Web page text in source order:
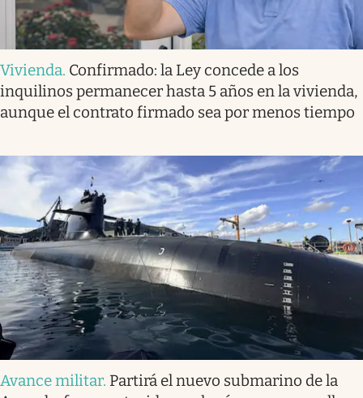
Vivienda. Confirmado: la Ley concede a los
inquilinos permanecer hasta 5 años en la vivienda,
aunque el contrato firmado sea por menos tiempo
Avance militar. Partirá el nuevo submarino de la